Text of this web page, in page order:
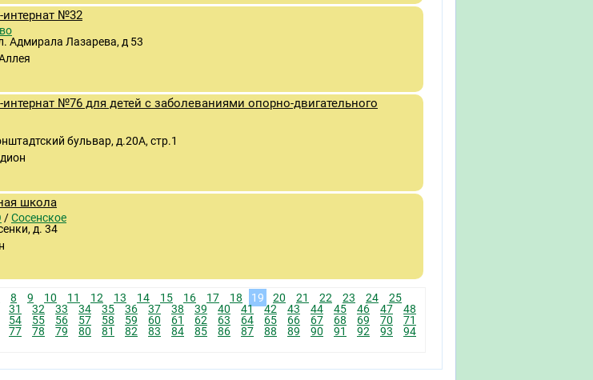
№32
Адмирала Лазарева, д 53
№76 для детей с заболеваниями опорно-двигательного
бульвар, д.20А, стр.1
школа
/Сосенское
д. 34
8 9 10 11 12 13 14 15 16 17 18 19 20 21 22 23 24
25
31 32 33 34 35 36 37 38 39 40 41 42 43 44 45 46 47
48
54 55 56 57 58 59 60 61 62 63 64 65 66 67 68 69 70
71
77 78 79 80 81 82 83 84 85 86 87 88 89 90 91 92 93
94